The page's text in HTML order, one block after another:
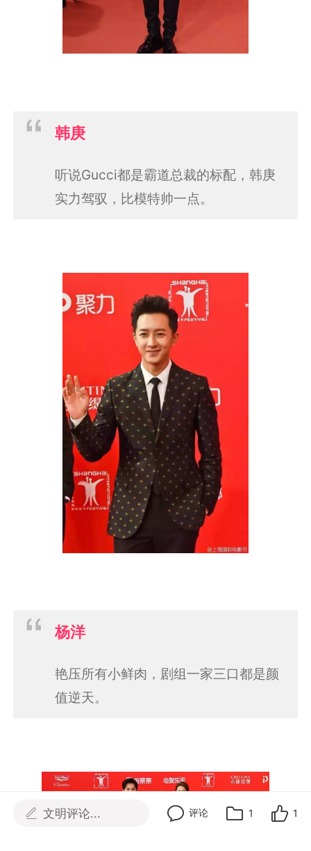
韩庚
听说Gucci都是霸道总裁的标配，韩庚
实力驾驭，比模特帅一点。
杨洋
艳压所有小鲜肉，剧组一家三口都是颜
值逆天。
文明评论... 评论 1 1